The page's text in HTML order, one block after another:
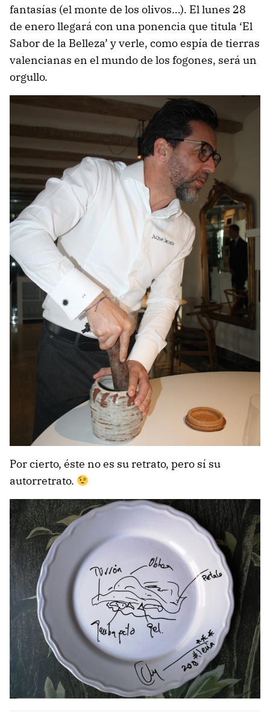
fantasías (el monte de los olivos…). El lunes 28
de enero llegará con una ponencia que titula ‘El
Sabor de la Belleza’ y verle, como espía de tierras
valencianas en el mundo de los fogones, será un
orgullo.
Por cierto, éste no es su retrato, pero sí su
autorretrato.